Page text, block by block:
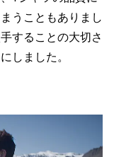
うこともありまし
することの大切さ
しました。